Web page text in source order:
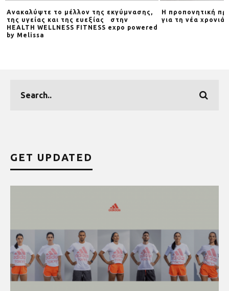
Ανακαλύψτε το μέλλον της εκγύμνασης,
της υγείας και της ευεξίας στην
HEALTH WELLNESS FITNESS expo powered
by Melissa
Η προπονητική
για τη νέα χρονιά
GET UPDATED